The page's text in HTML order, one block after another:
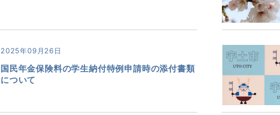
2025年09月26日
国民年金保険料の学生納付特例申請時の添付書類
について